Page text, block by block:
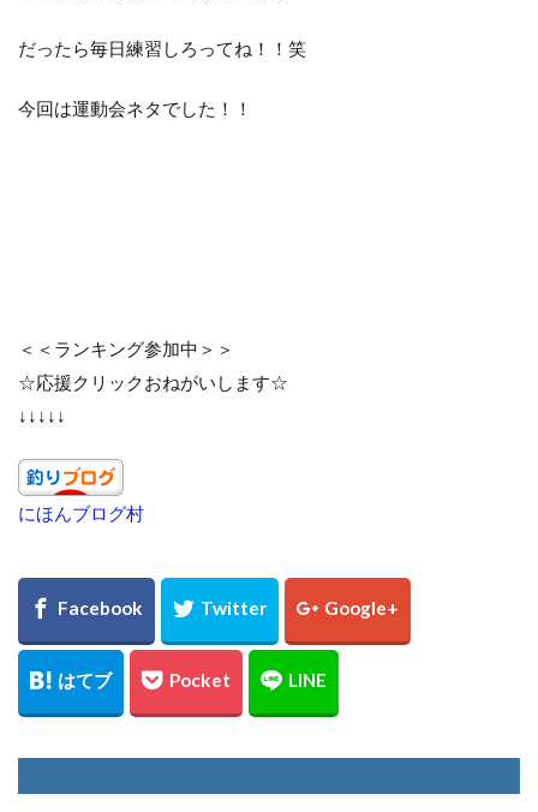
だったら毎日練習しろってね！！笑
今回は運動会ネタでした！！
＜＜ランキング参加中＞＞
☆応援クリックおねがいします☆
↓↓↓↓↓
にほんブログ村